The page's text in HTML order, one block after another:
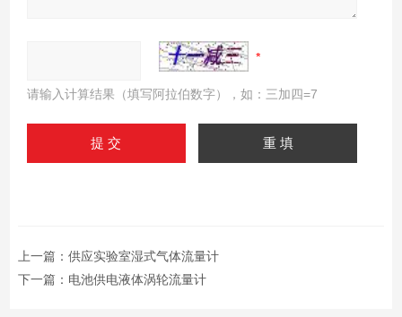
请输入计算结果（填写阿拉伯数字），如：三加四=7
上一篇： 供应实验室湿式气体流量计
下一篇： 电池供电液体涡轮流量计